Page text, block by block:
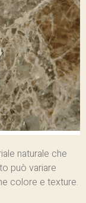
naturale che
può variare
colore e texture.